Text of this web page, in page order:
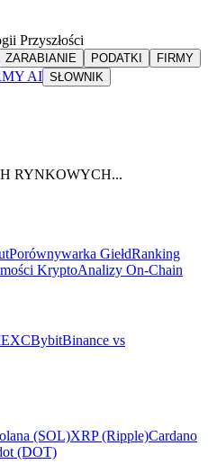
Przyszłości
ZARABIANIE PODATKI
FIRMY
AI SŁOWNIK
RYNKOWYCH...
Porównywarka GiełdRanking
KryptoAnalizy On-Chain
BybitBinance vs
(SOL)XRP (Ripple)Cardano
(DOT)